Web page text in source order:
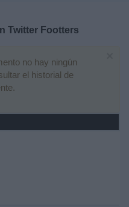
Twitter Footters
no hay ningún
el historial de